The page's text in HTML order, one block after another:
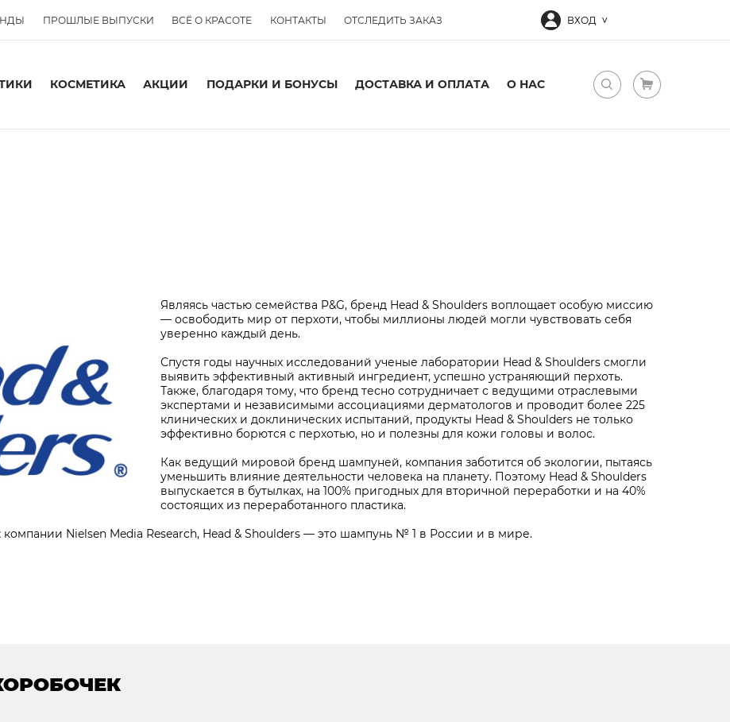
ПРОШЛЫЕ ВЫПУСКИ ВСЁ О КРАСОТЕ КОНТАКТЫ ОТСЛЕДИТЬ ЗАКАЗ ВХОД
КОСМЕТИКА АКЦИИ ПОДАРКИ И БОНУСЫ ДОСТАВКА И ОПЛАТА О НАС
Являясь частью семейства P&G, бренд Head & Shoulders воплощает особую миссию
— освободить мир от перхоти, чтобы миллионы людей могли чувствовать себя
уверенно каждый день.
Спустя годы научных исследований ученые лаборатории Head & Shoulders смогли
выявить эффективный активный ингредиент, успешно устраняющий перхоть.
Также, благодаря тому, что бренд тесно сотрудничает с ведущими отраслевыми
экспертами и независимыми ассоциациями дерматологов и проводит более 225
клинических и доклинических испытаний, продукты Head & Shoulders не только
эффективно борются с перхотью, но и полезны для кожи головы и волос.
Как ведущий мировой бренд шампуней, компания заботится об экологии, пытаясь
уменьшить влияние деятельности человека на планету. Поэтому Head & Shoulders
выпускается в бутылках, на 100% пригодных для вторичной переработки и на 40%
состоящих из переработанного пластика.
Nielsen Media Research, Head & Shoulders — это шампунь № 1 в России и в мире.